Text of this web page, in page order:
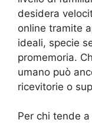
desidera
online tramite
ideali, specie
promemoria.
umano può
ricevitorie o
Per chi tende